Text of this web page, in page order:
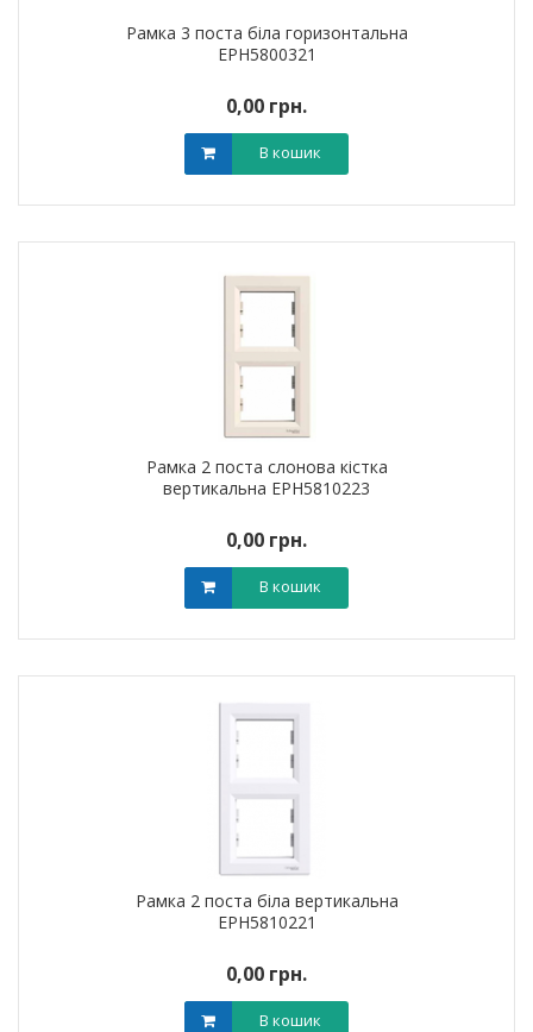
Рамка 3 поста біла горизонтальна
EPH5800321
0,00 грн.
В кошик
Рамка 2 поста слонова кістка
вертикальна EPH5810223
0,00 грн.
В кошик
Рамка 2 поста біла вертикальна
EPH5810221
0,00 грн.
В кошик